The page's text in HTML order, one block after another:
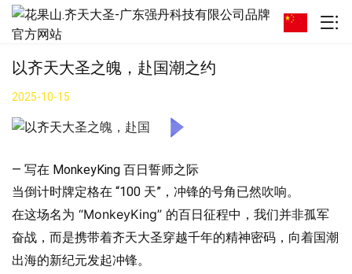
以齐天大圣之魄，赴国潮之约
2025-10-15
— 写在 MonkeyKing 百日誓师之际
当倒计时牌定格在 “100 天”，冲锋的号角已然吹响。
在这场名为 “MonkeyKing” 的百日征程中，我们并非孤军
奋战，而是携带着齐天大圣穿越千年的精神密码，向着国潮
出海的新纪元发起冲锋。